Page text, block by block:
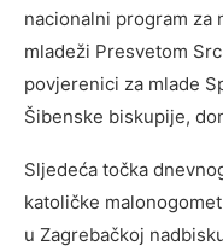
nacionalni program za
mladeži Presvetom
povjerenici za mlade
Šibenske biskupije,
Sljedeća točka
katoličke
u Zagrebačkoj